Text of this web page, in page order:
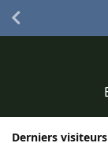
Derniers visiteurs